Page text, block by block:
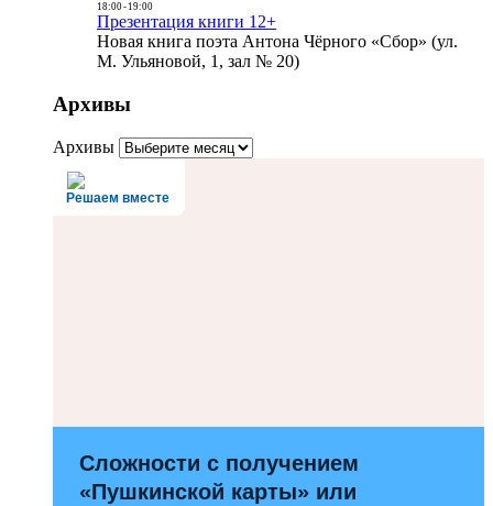
18:00- 19:00
Презентация книги 12+
Новая книга поэта Антона Чёрного «Сбор» (ул.
М. Ульяновой, 1, зал № 20)
Архивы
Архивы
Решаем вместе
Сложности с получением
«Пушкинской карты» или